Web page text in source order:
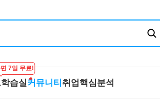
7일 무료!
습실 커뮤니티 취업핵심분석